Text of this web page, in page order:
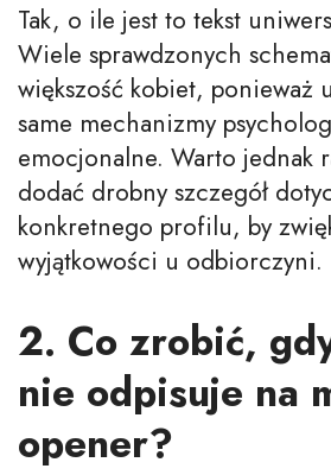
Tak, o ile jest to tekst
Wiele sprawdzonych
większość kobiet, ponieważ
same mechanizmy
emocjonalne. Warto jednak
dodać drobny szczegół
konkretnego profilu, by
wyjątkowości u odbiorczyni.
2. Co zrobić,
nie odpisuje na
opener?